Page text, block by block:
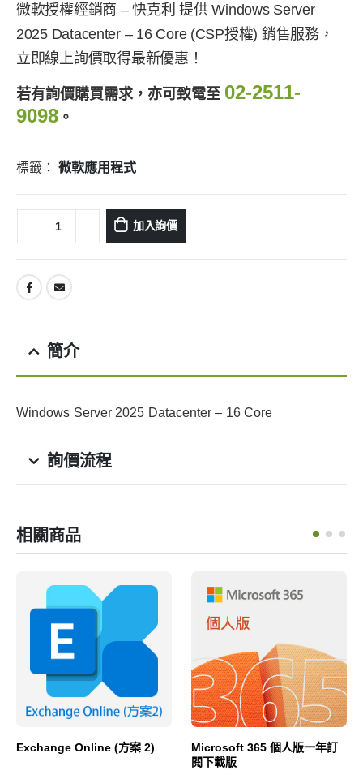
微軟授權經銷商 – 快克利 提供 Windows Server
2025 Datacenter – 16 Core (CSP授權) 銷售服務，
立即線上詢價取得最新優惠！
若有詢價購買需求，亦可致電至 02-2511-
9098 。
標籤： 微軟應用程式
加入詢價
簡介
Windows Server 2025 Datacenter – 16 Core
詢價流程
相關商品
Exchange Online (方案 2)
Microsoft 365 個人版一年訂
閱下載版